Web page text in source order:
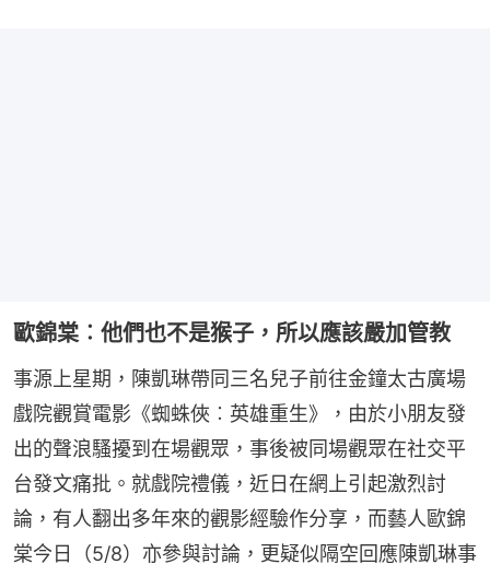
歐錦棠︰他們也不是猴子，所以應該嚴加管教
事源上星期，陳凱琳帶同三名兒子前往金鐘太古廣場
戲院觀賞電影《蜘蛛俠︰英雄重生》，由於小朋友發
出的聲浪騷擾到在場觀眾，事後被同場觀眾在社交平
台發文痛批。就戲院禮儀，近日在網上引起激烈討
論，有人翻出多年來的觀影經驗作分享，而藝人歐錦
棠今日（5/8）亦參與討論，更疑似隔空回應陳凱琳事